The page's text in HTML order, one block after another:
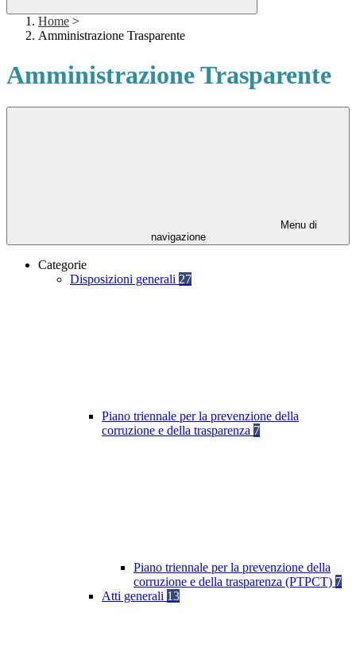
Home >
Amministrazione Trasparente
Amministrazione Trasparente
Menu di
navigazione
Categorie
Disposizioni generali 27
Piano triennale per la prevenzione della
corruzione e della trasparenza 7
Piano triennale per la prevenzione della
corruzione e della trasparenza (PTPCT) 7
Atti generali 13